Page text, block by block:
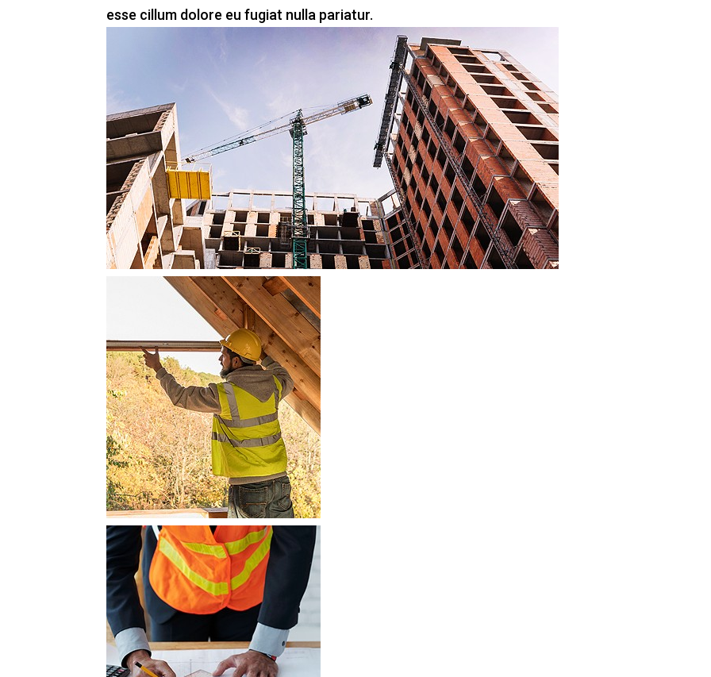
esse cillum dolore eu fugiat nulla pariatur.